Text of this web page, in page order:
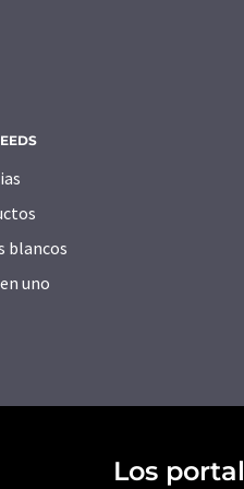
blancos
uno
Los